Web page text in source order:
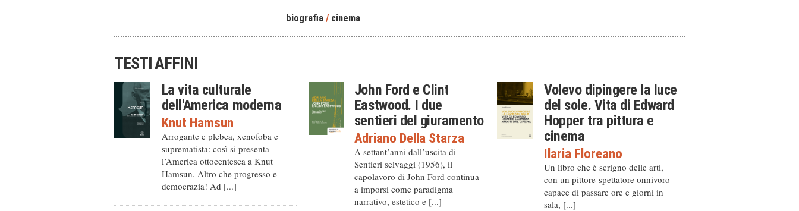
biografia / cinema
TESTI AFFINI
La vita culturale
dell'America moderna
Knut Hamsun
Arrogante e plebea, xenofoba e
suprematista: così si presenta
l’America ottocentesca a Knut
Hamsun. Altro che progresso e
democrazia! Ad [...]
John Ford e Clint
Eastwood. I due
sentieri del giuramento
Adriano Della Starza
A settant’anni dall’uscita di
Sentieri selvaggi (1956), il
capolavoro di John Ford continua
a imporsi come paradigma
narrativo, estetico e [...]
Volevo dipingere la luce
del sole. Vita di Edward
Hopper tra pittura e
cinema
Ilaria Floreano
Un libro che è scrigno delle arti,
con un pittore-spettatore onnivoro
capace di passare ore e giorni in
sala, [...]